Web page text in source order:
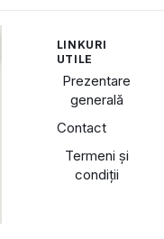
LINKURI
UTILE
Prezentare
generală
Contact
Termeni și
condiții